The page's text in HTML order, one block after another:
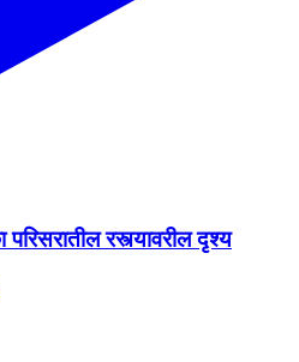
रस्त्यावरील दृश्य